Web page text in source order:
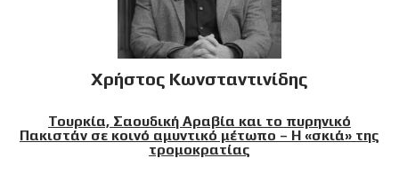
Χρήστος Κωνσταντινίδης
Τουρκία, Σαουδική Αραβία και το πυρηνικό
Πακιστάν σε κοινό αμυντικό μέτωπο – Η «σκιά» της
τρομοκρατίας